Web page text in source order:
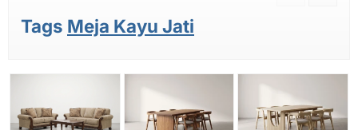
Tags Meja Kayu Jati